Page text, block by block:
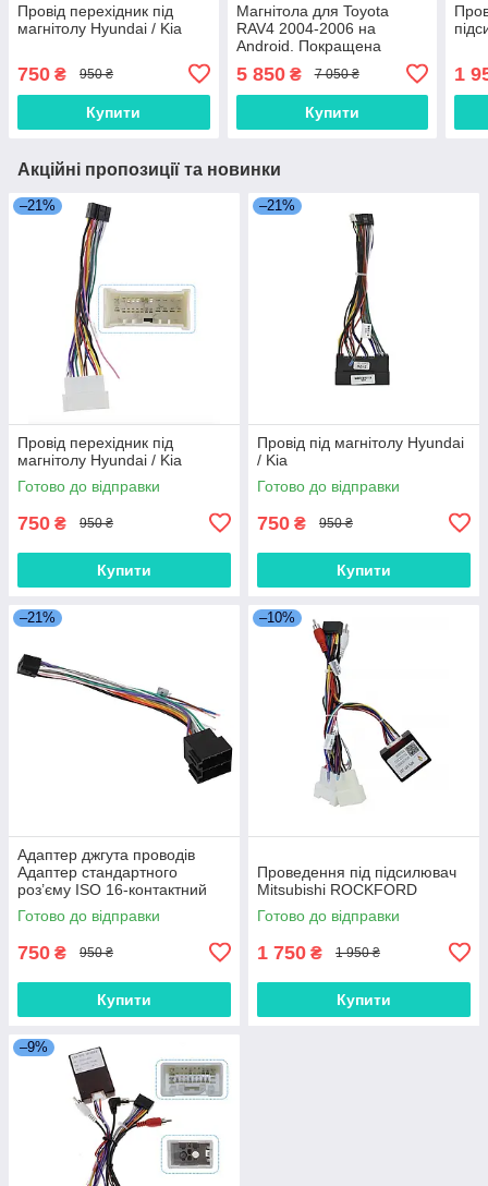
Провід перехідник під
магнітолу Hyundai / Kia
750 ₴ 950 ₴
Купити
Магнітола для Toyota
RAV4 2004-2006 на
Android. Покращена
5 850₴ 7 050 ₴
Купити
1
Акційні пропозиції та новинки
–21%
Провід перехідник під
магнітолу Hyundai / Kia
Готово до відправки
750 ₴ 950 ₴
Купити
–21%
Провід під магнітолу Hyundai
/ Kia
Готово до відправки
750 ₴ 950 ₴
Купити
–21%
Адаптер джгута проводів
Адаптер стандартного
роз’єму ISO 16-контактний
штекер
Готово до відправки
750 ₴ 950 ₴
Купити
–10%
Проведення під підсилювач
Mitsubishi ROCKFORD
Готово до відправки
1 750 ₴ 1 950 ₴
Купити
–9%